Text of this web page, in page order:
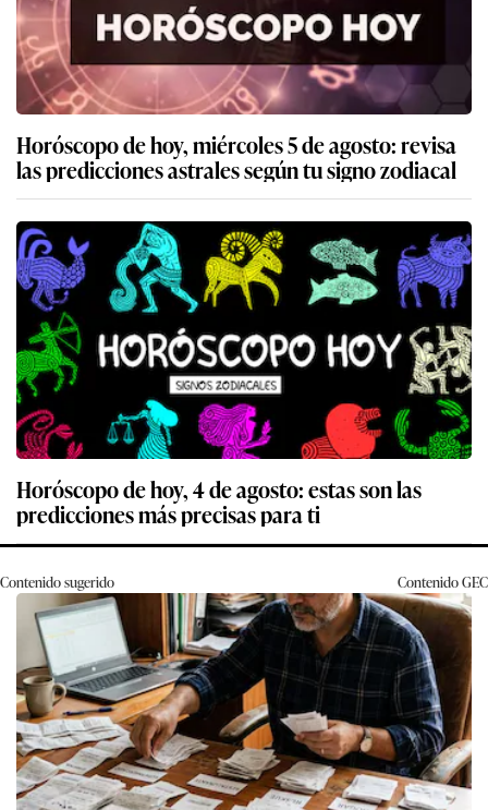
Horóscopo de hoy, miércoles 5 de agosto: revisa
las predicciones astrales según tu signo zodiacal
Horóscopo de hoy, 4 de agosto: estas son las
predicciones más precisas para ti
Contenido sugerido ContenidoGEC